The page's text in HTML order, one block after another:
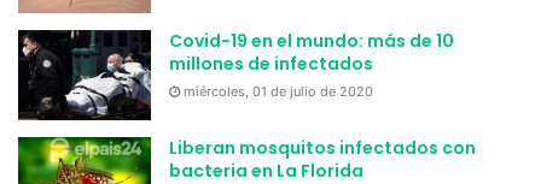
Covid-19 en el mundo: más de 10
millones de infectados
miércoles, 01 de julio de 2020
Liberan mosquitos infectados con
bacteria en La Florida